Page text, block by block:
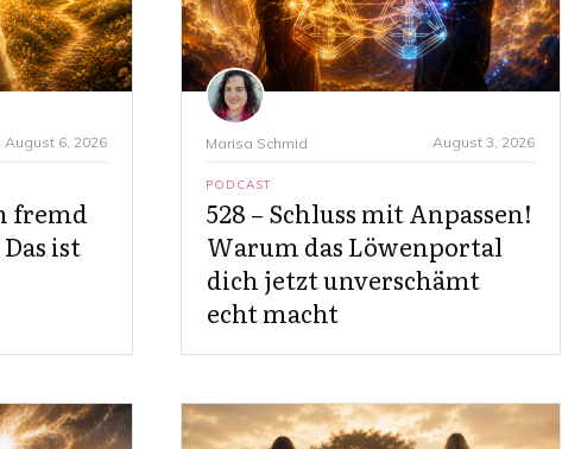
August 6, 2026
fremd
ist
Marisa Schmid August 3, 2026
PODCAST
528 – Schluss mit Anpassen!
Warum das Löwenportal
dich jetzt unverschämt
echt macht